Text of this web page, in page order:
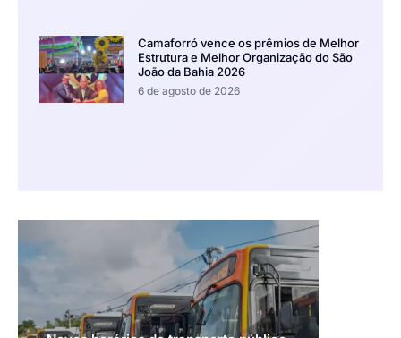
Camaforró vence os prêmios de Melhor
Estrutura e Melhor Organização do São
João da Bahia 2026
6 de agosto de 2026